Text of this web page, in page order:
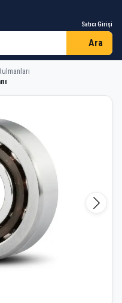
Satıcı Girişi
Ara
Eksen